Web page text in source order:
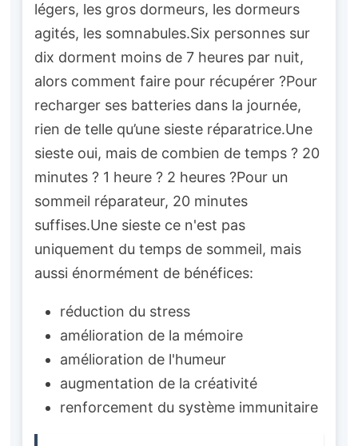
légers, les gros dormeurs, les dormeurs
agités, les somnabules.Six personnes sur
dix dorment moins de 7 heures par nuit,
alors comment faire pour récupérer ?Pour
recharger ses batteries dans la journée,
rien de telle qu’une sieste réparatrice.Une
sieste oui, mais de combien de temps ? 20
minutes ? 1 heure ? 2 heures ?Pour un
sommeil réparateur, 20 minutes
suffises.Une sieste ce n'est pas
uniquement du temps de sommeil, mais
aussi énormément de bénéfices:
réduction du stress
amélioration de la mémoire
amélioration de l'humeur
augmentation de la créativité
renforcement du système immunitaire